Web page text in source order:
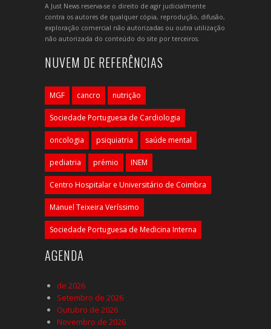
A Just News reserva-se o direito de agir judicialmente
contra os autores de qualquer cópia, reprodução, difusão,
exploração comercial não autorizadas ou outra utilização
não autorizada do conteúdo do site por terceiros.
NUVEM DE REFERÊNCIAS
MGF cancro nutrição
Sociedade Portuguesa de Cardiologia
oncologia psiquiatria saúde mental
pediatria prémio INEM
Centro Hospitalar e Universitário de Coimbra
Manuel Teixeira Veríssimo
Sociedade Portuguesa de Medicina Interna
AGENDA
de 2026
Setembro de 2026
Outubro de 2026
Novembro de 2026